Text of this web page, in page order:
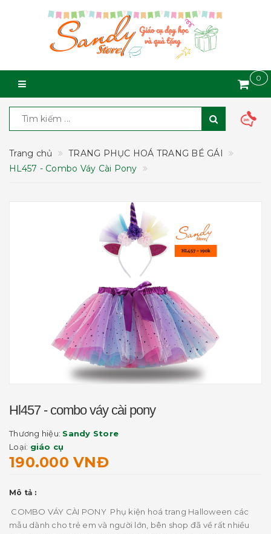
0
Trang chủ
TRANG PHỤC HOÁ TRANG BÉ GÁI
HL457 - Combo Váy Cài Pony
Hl457 - combo váy cài pony
Thương hiệu: Sandy Store
Loại: giáo cụ
190.000 VNĐ
Mô tả :
COMBO VÁY CÀI PONY Phụ kiện hoá trang Halloween các
mẫu dành cho trẻ em và người lớn, bên shop đã về rất nhiều